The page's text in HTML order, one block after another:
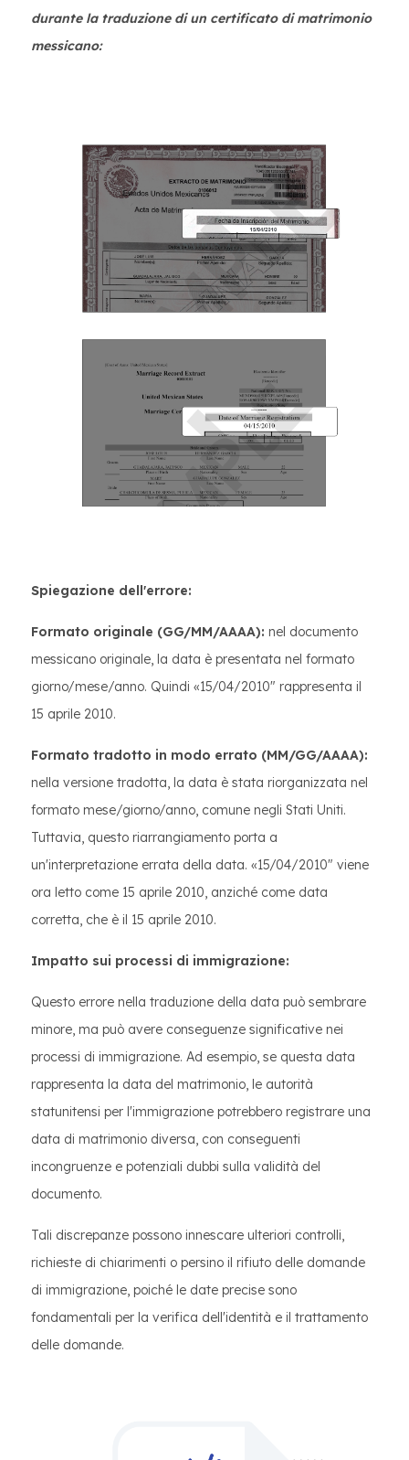
durante la traduzione di un certificato di matrimonio
messicano:
Spiegazione dell'errore:
Formato originale (GG/MM/AAAA): nel documento
messicano originale, la data è presentata nel formato
giorno/mese/anno. Quindi «15/04/2010" rappresenta il
15 aprile 2010.
Formato tradotto in modo errato (MM/GG/AAAA):
nella versione tradotta, la data è stata riorganizzata nel
formato mese/giorno/anno, comune negli Stati Uniti.
Tuttavia, questo riarrangiamento porta a
un'interpretazione errata della data. «15/04/2010" viene
ora letto come 15 aprile 2010, anziché come data
corretta, che è il 15 aprile 2010.
Impatto sui processi di immigrazione:
Questo errore nella traduzione della data può sembrare
minore, ma può avere conseguenze significative nei
processi di immigrazione. Ad esempio, se questa data
rappresenta la data del matrimonio, le autorità
statunitensi per l'immigrazione potrebbero registrare una
data di matrimonio diversa, con conseguenti
incongruenze e potenziali dubbi sulla validità del
documento.
Tali discrepanze possono innescare ulteriori controlli,
richieste di chiarimenti o persino il rifiuto delle domande
di immigrazione, poiché le date precise sono
fondamentali per la verifica dell'identità e il trattamento
delle domande.